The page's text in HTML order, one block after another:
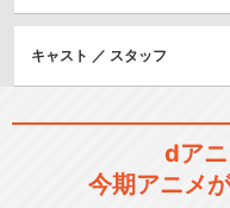
SF/ファンタジー
コメディ/ギャグ
キャスト ／ スタッフ
dア
今期アニメ